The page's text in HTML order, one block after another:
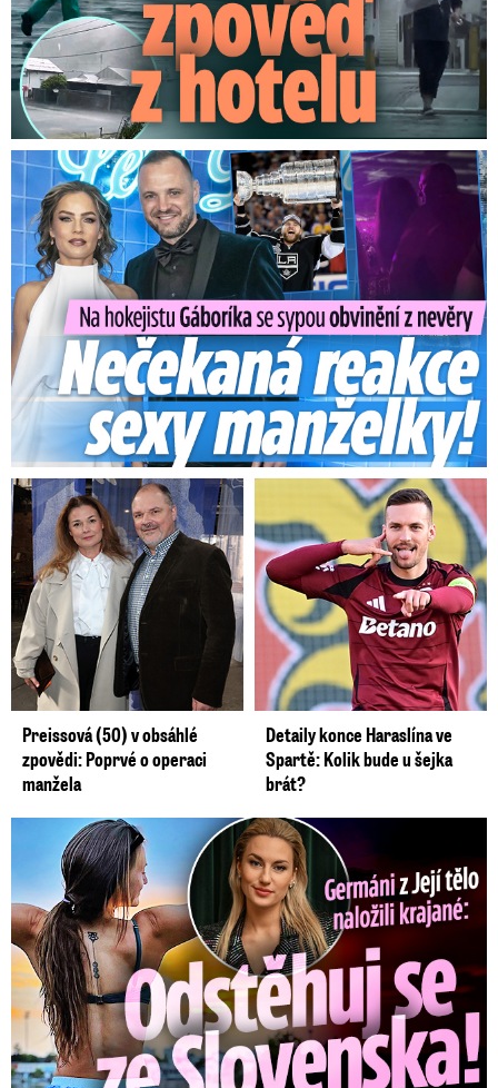
Na Gáboríka se sypou obvinění z nevěry: Reakce manželky!
Preissová (50) v obsáhlé
zpovědi: Poprvé o operaci
manžela
Detaily konce Haraslína ve
Spartě: Kolik bude u šejka
brát?
Germáni z Jejího těla: Odstěhuj se, vzkázali jí krajané